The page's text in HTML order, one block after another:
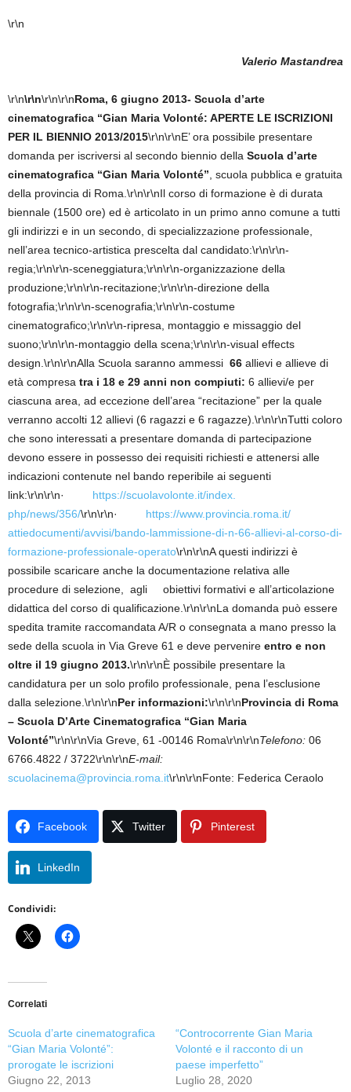
\r\n
Valerio Mastandrea
\r\n\r\n\r\n\r\nRoma, 6 giugno 2013- Scuola d’arte
cinematografica “Gian Maria Volonté: APERTE LE ISCRIZIONI
PER IL BIENNIO 2013/2015\r\n\r\nE’ ora possibile presentare
domanda per iscriversi al secondo biennio della Scuola d’arte
cinematografica “Gian Maria Volonté” , scuola pubblica e gratuita
della provincia di Roma.\r\n\r\nIl corso di formazione è di durata
biennale (1500 ore) ed è articolato in un primo anno comune a tutti
gli indirizzi e in un secondo, di specializzazione professionale,
nell’area tecnico-artistica prescelta dal candidato:\r\n\r\n-
regia;\r\n\r\n-sceneggiatura;\r\n\r\n-organizzazione della
produzione;\r\n\r\n-recitazione;\r\n\r\n-direzione della
fotografia;\r\n\r\n-scenografia;\r\n\r\n-costume
cinematografico;\r\n\r\n-ripresa, montaggio e missaggio del
suono;\r\n\r\n-montaggio della scena;\r\n\r\n-visual effects
design.\r\n\r\nAlla Scuola saranno ammessi 66 allievi e allieve di
età compresa tra i 18 e 29 anni non compiuti: 6 allievi/e per
ciascuna area, ad eccezione dell’area “recitazione” per la quale
verranno accolti 12 allievi (6 ragazzi e 6 ragazze).\r\n\r\nTutti coloro
che sono interessati a presentare domanda di partecipazione
devono essere in possesso dei requisiti richiesti e attenersi alle
indicazioni contenute nel bando reperibile ai seguenti
link:\r\n\r\n· https://scuolavolonte.it/index.
php/news/356/\r\n\r\n· https://www.provincia.roma.it/
attiedocumenti/avvisi/bando-lammissione-di-n-66-allievi-al-corso-di-
formazione-professionale-operato\r\n\r\nA questi indirizzi è
possibile scaricare anche la documentazione relativa alle
procedure di selezione, agli obiettivi formativi e all’articolazione
didattica del corso di qualificazione.\r\n\r\nLa domanda può essere
spedita tramite raccomandata A/R o consegnata a mano presso la
sede della scuola in Via Greve 61 e deve pervenire entro e non
oltre il 19 giugno 2013.\r\n\r\nÈ possibile presentare la
candidatura per un solo profilo professionale, pena l’esclusione
dalla selezione.\r\n\r\nPer informazioni:\r\n\r\nProvincia di Roma
– Scuola D’Arte Cinematografica “Gian Maria
Volonté”\r\n\r\nVia Greve, 61 -00146 Roma\r\n\r\nTelefono: 06
6766.4822 / 3722\r\n\r\nE-mail:
scuolacinema@provincia.roma.it\r\n\r\nFonte: Federica Ceraolo
Facebook Twitter Pinterest
LinkedIn
Condividi:
Correlati
Scuola d’arte cinematografica
“Gian Maria Volonté”:
prorogate le iscrizioni
Giugno 22, 2013
“Controcorrente Gian Maria
Volonté e il racconto di un
paese imperfetto”
Luglio 28, 2020